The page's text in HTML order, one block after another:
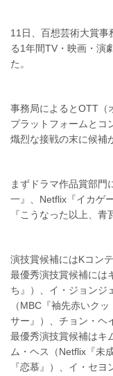
11日、百想芸術大賞
る1年間TV・映画・演
た。
事務局によるとOTT（
プラットフォームとコ
熾烈な接戦の末に候補
まずドラマ作品賞部門
一』、Netflix『イカゲ
『こうなった以上、青
演技賞候補にはKコン
最優秀演技賞候補には
ち』）、イ・ジョンジ
（MBC『袖先赤いク
サー』）、チョン・ヘ
最優秀演技賞候補はキ
ム・ヘス（Netflix『未
『恋慕』）、イ・セ